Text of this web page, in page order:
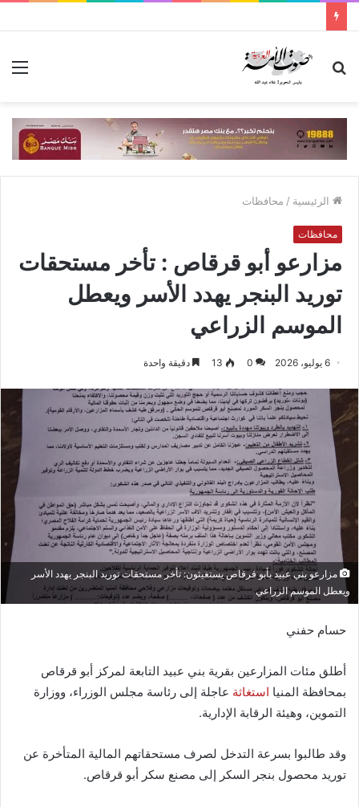
بحث
الرئيسية / محافظات
محافظات
مزارعو أبو قرقاص : تأخر مستحقات
توريد البنجر يهدد الأسر ويعطل
الموسم الزراعي
6 يوليو، 2026 0
13 دقيقة واحدة
مزارعو بني عبيد بأبو قرقاص يستغيثون: تأخر مستحقات توريد البنجر يهدد الأسر
ويعطل الموسم الزراعي
حسام حفني
أطلق مئات المزارعين بقرية بني عبيد التابعة لمركز أبو قرقاص
بمحافظة المنيا استغاثة عاجلة إلى رئاسة مجلس الوزراء، ووزارة
التموين، وهيئة الرقابة الإدارية.
وقد طالبوا بسرعة التدخل لصرف مستحقاتهم المالية المتأخرة عن
توريد محصول بنجر السكر إلى مصنع سكر أبو قرقاص.